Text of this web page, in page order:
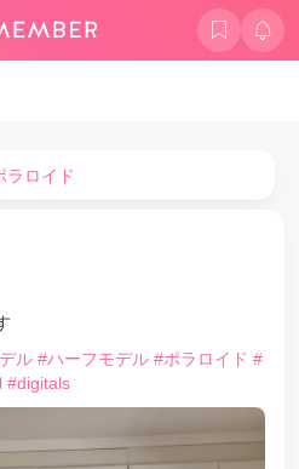
ラロイド
ル #ハーフモデル #ポラロイド #
#digitals